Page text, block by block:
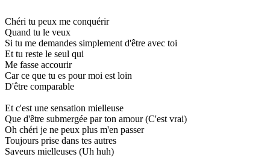
Chéri tu peux me conquérir
Quand tu le veux
Si tu me demandes simplement d'être avec toi
Et tu reste le seul qui
Me fasse accourir
Car ce que tu es pour moi est loin
D'être comparable
Et c'est une sensation mielleuse
Que d'être submergée par ton amour (C'est vrai)
Oh chéri je ne peux plus m'en passer
Toujours prise dans tes autres
Saveurs mielleuses (Uh huh)